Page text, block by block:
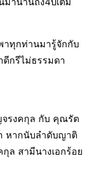
าทุกท่านมารู้จักกับ
ดีกรีไม่ธรรมดา
จรงคกุล กับ คุณรัต
หากนับลำดับญาติ
ล สามีนางเอกร้อย